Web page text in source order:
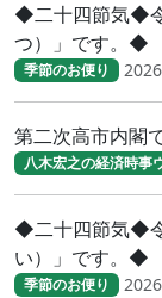
◆二十四節気◆
つ）」です。◆
季節のお便り
第二次高市内閣
八木宏之の経済時事
◆二十四節気◆
い）」です。◆
季節のお便り